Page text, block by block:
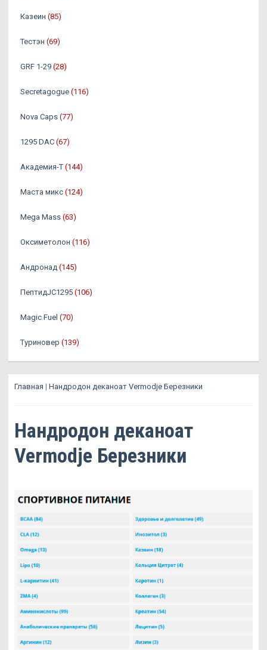
Казеин (85)
Тестэн (69)
GRF 1-29 (28)
Secretagogue (116)
Nova Caps (77)
1295 DAC (67)
Академия-Т (144)
Маста микс (124)
Mega Mass (63)
Оксиметолон (116)
Андронад (145)
ПептидJC1295 (106)
Magic Fuel (70)
Туриновер (139)
Главная | Нандродон деканоат Vermodje Березники
Нандродон деканоат
Vermodje Березники